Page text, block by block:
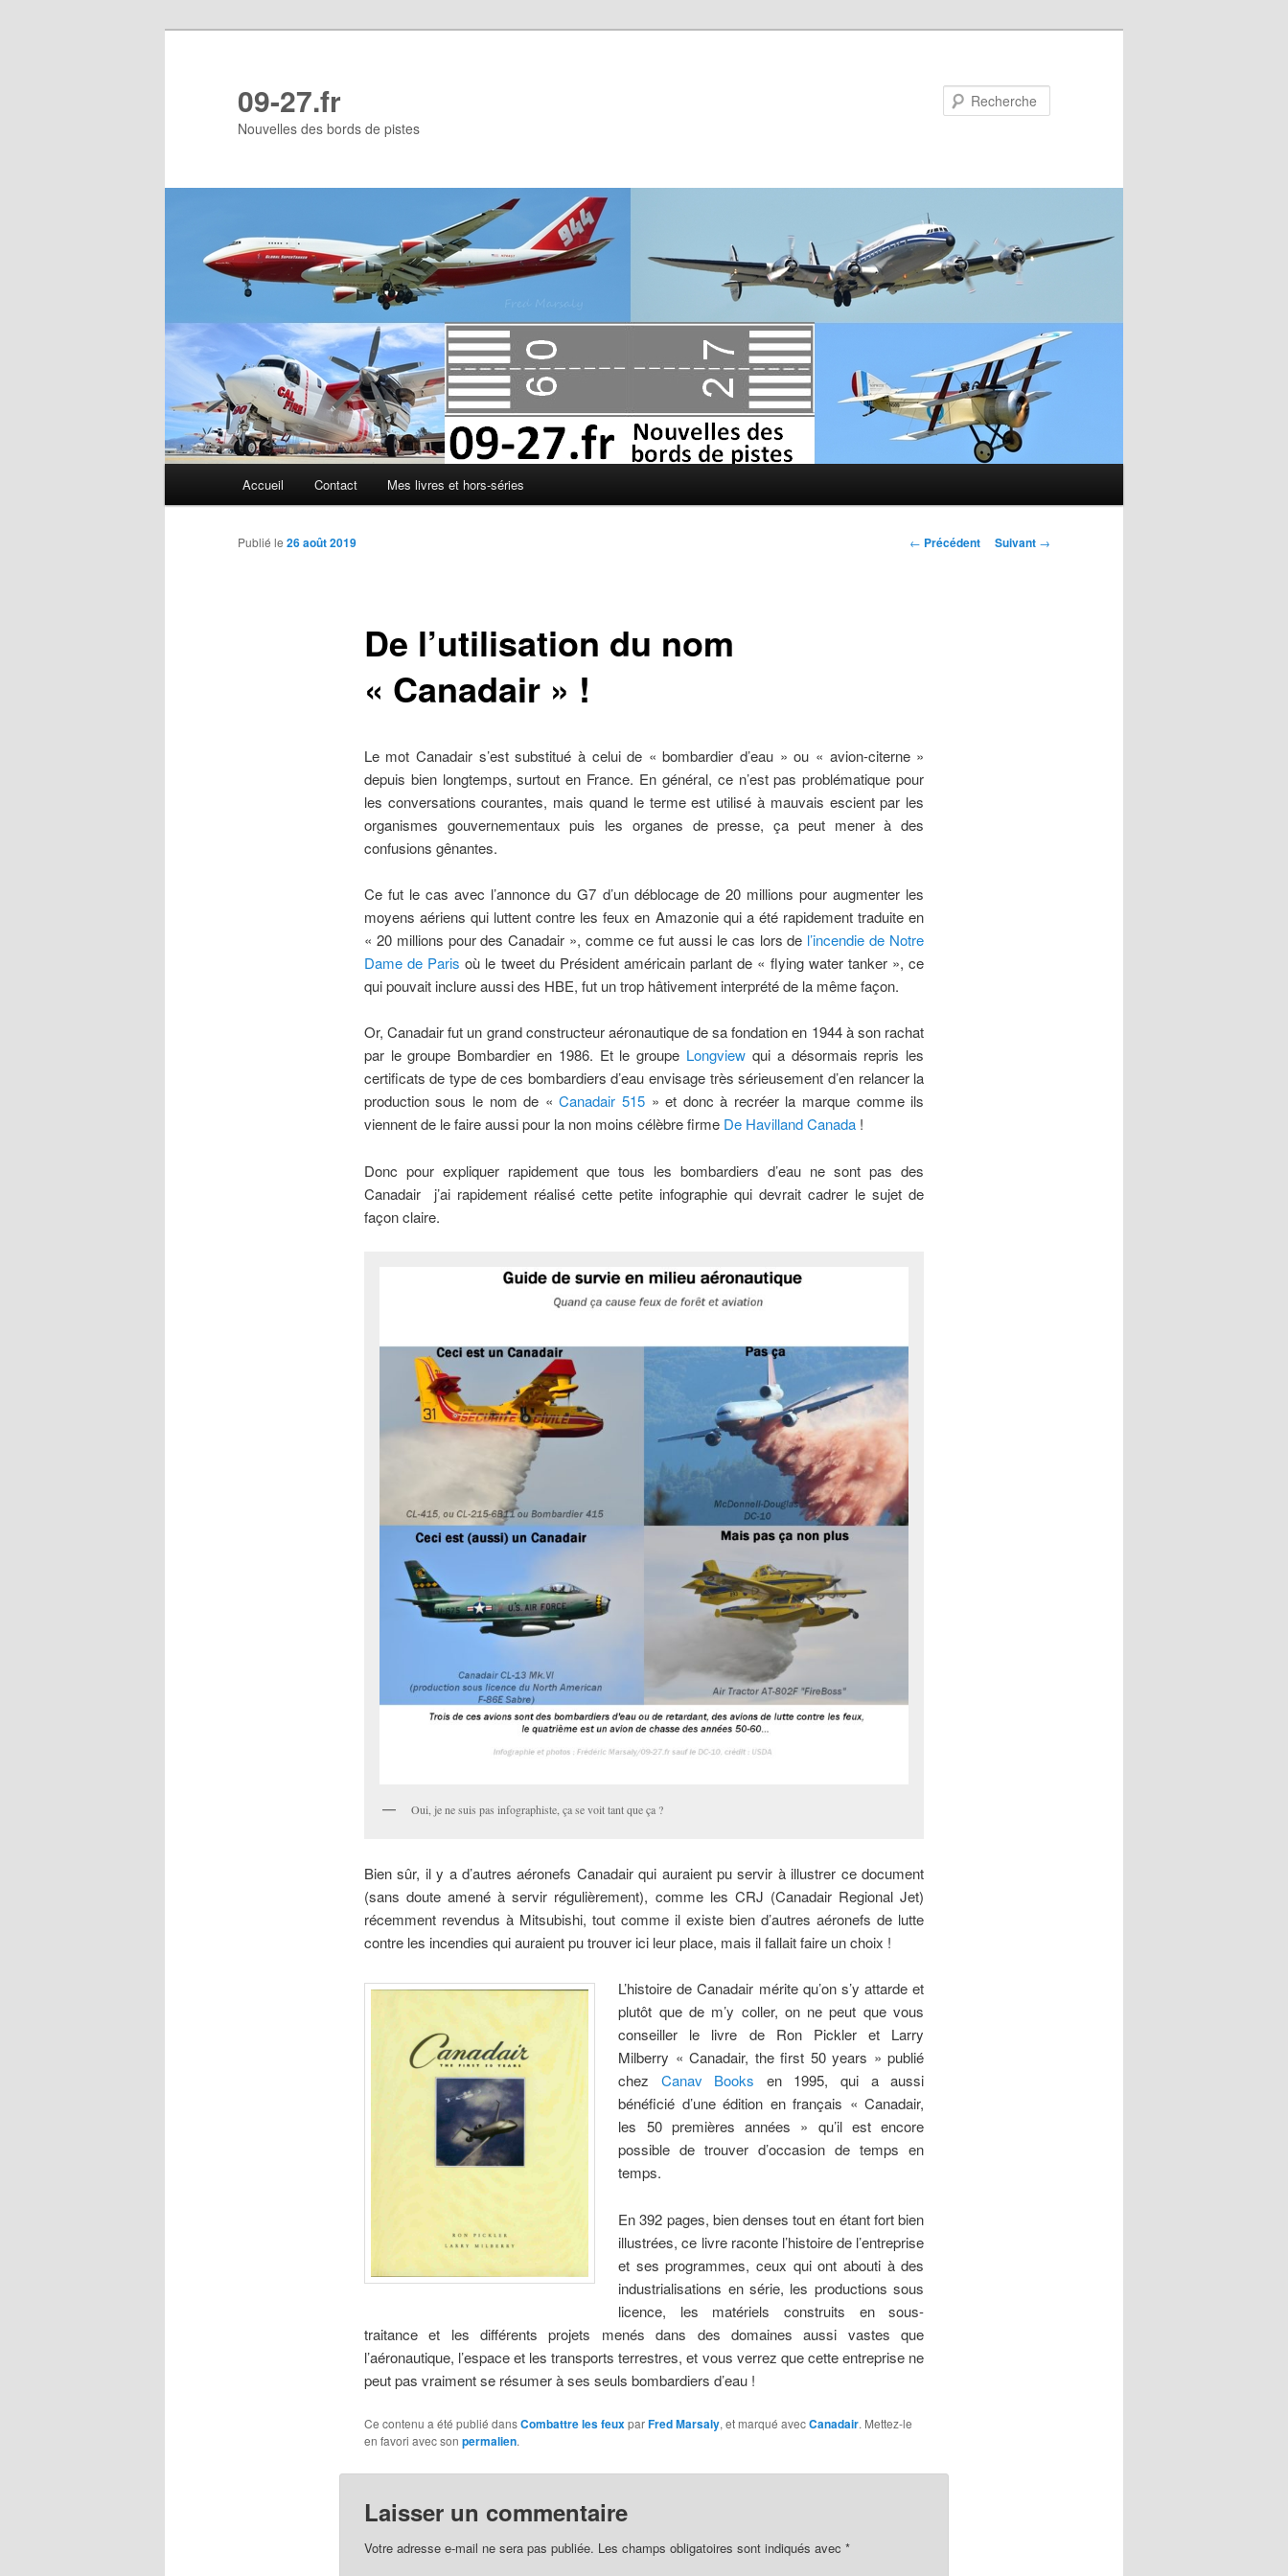
09-27.fr
Nouvelles des bords de pistes
Accueil Contact Mes livres et hors-séries
Navigation
← Précédent Suivant →
De l’utilisation du nom
« Canadair » !
Publié le 26 août 2019
Le mot Canadair s’est substitué à celui de « bombardier d’eau » ou « avion-citerne »
depuis bien longtemps, surtout en France. En général, ce n’est pas problématique pour
les conversations courantes, mais quand le terme est utilisé à mauvais escient par les
organismes gouvernementaux puis les organes de presse, ça peut mener à des
confusions gênantes.
Ce fut le cas avec l’annonce du G7 d’un déblocage de 20 millions pour augmenter les
moyens aériens qui luttent contre les feux en Amazonie qui a été rapidement traduite en
« 20 millions pour des Canadair », comme ce fut aussi le cas lors de l’incendie de Notre
Dame de Paris où le tweet du Président américain parlant de « flying water tanker », ce
qui pouvait inclure aussi des HBE, fut un trop hâtivement interprété de la même façon.
Or, Canadair fut un grand constructeur aéronautique de sa fondation en 1944 à son rachat
par le groupe Bombardier en 1986. Et le groupe Longview qui a désormais repris les
certificats de type de ces bombardiers d’eau envisage très sérieusement d’en relancer la
production sous le nom de «Canadair 515» et donc à recréer la marque comme ils
viennent de le faire aussi pour la non moins célèbre firme De Havilland Canada!
Donc pour expliquer rapidement que tous les bombardiers d’eau ne sont pas des
Canadair j’ai rapidement réalisé cette petite infographie qui devrait cadrer le sujet de
façon claire.
Oui, je ne suis pas infographiste, ça se voit tant que ça ?
Bien sûr, il y a d’autres aéronefs Canadair qui auraient pu servir à illustrer ce document
(sans doute amené à servir régulièrement), comme les CRJ (Canadair Regional Jet)
récemment revendus à Mitsubishi, tout comme il existe bien d’autres aéronefs de lutte
contre les incendies qui auraient pu trouver ici leur place, mais il fallait faire un choix !
L’histoire de Canadair mérite qu’on s’y attarde et
plutôt que de m’y coller, on ne peut que vous
conseiller le livre de Ron Pickler et Larry
Milberry « Canadair, the first 50 years » publié
chez Canav Books en 1995, qui a aussi
bénéficié d’une édition en français « Canadair,
les 50 premières années » qu’il est encore
possible de trouver d’occasion de temps en
temps.
En 392 pages, bien denses tout en étant fort bien
illustrées, ce livre raconte l’histoire de l’entreprise
et ses programmes, ceux qui ont abouti à des
industrialisations en série, les productions sous
licence, les matériels construits en sous-
traitance et les différents projets menés dans des domaines aussi vastes que
l’aéronautique, l’espace et les transports terrestres, et vous verrez que cette entreprise ne
peut pas vraiment se résumer à ses seuls bombardiers d’eau !
Ce contenu a été publié dansCombattre les feuxparFred Marsaly, et marqué avecCanadair. Mettez-le
en favori avec son permalien.
Laisser un commentaire
Votre adresse e-mail ne sera pas publiée. Les champs obligatoires sont indiqués avec *